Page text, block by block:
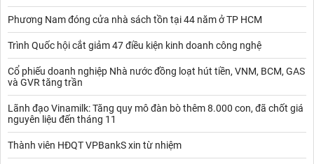
Phương Nam đóng cửa nhà sách tồn tại 44 năm ở TP HCM
Trình Quốc hội cắt giảm 47 điều kiện kinh doanh công nghệ
Cổ phiếu doanh nghiệp Nhà nước đồng loạt hút tiền, VNM, BCM, GAS
và GVR tăng trần
Lãnh đạo Vinamilk: Tăng quy mô đàn bò thêm 8.000 con, đã chốt giá
nguyên liệu đến tháng 11
Thành viên HĐQT VPBankS xin từ nhiệm